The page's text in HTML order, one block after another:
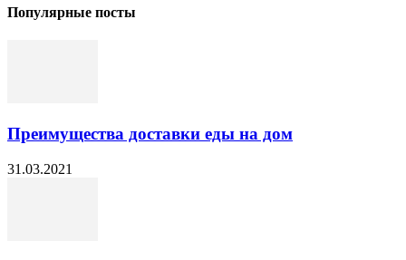
Популярные посты
Преимущества доставки еды на дом
31.03.2021